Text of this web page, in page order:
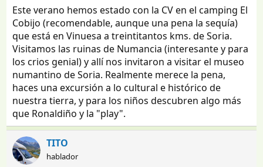
Este verano hemos estado con la CV en el camping El
Cobijo (recomendable, aunque una pena la sequía)
que está en Vinuesa a treintitantos kms. de Soria.
Visitamos las ruinas de Numancia (interesante y para
los crios genial) y allí nos invitaron a visitar el museo
numantino de Soria. Realmente merece la pena,
haces una excursión a lo cultural e histórico de
nuestra tierra, y para los niños descubren algo más
que Ronaldiño y la "play".
TITO
hablador